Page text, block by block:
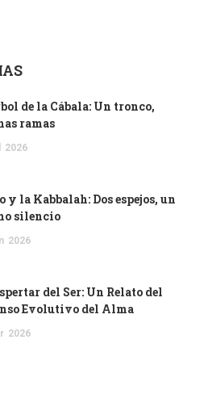
de la Cábala: Un tronco,
ramas
2026
y la Kabbalah: Dos espejos, un
silencio
2026
del Ser: Un Relato del
Evolutivo del Alma
2026